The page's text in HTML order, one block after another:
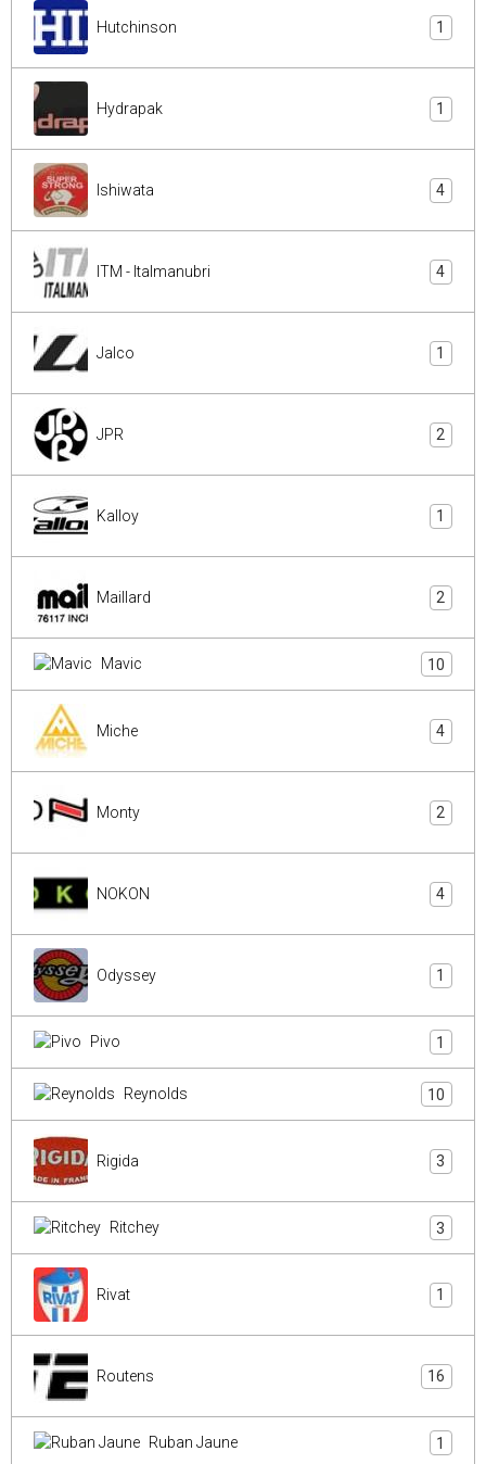
Hutchinson 1
Hydrapak 1
Ishiwata 4
ITM - Italmanubri 4
Jalco 1
JPR 2
Kalloy 1
Maillard 2
Mavic 10
Miche 4
Monty 2
NOKON 4
Odyssey 1
Pivo 1
Reynolds 10
Rigida 3
Ritchey 3
Rivat 1
Routens 16
Ruban Jaune 1